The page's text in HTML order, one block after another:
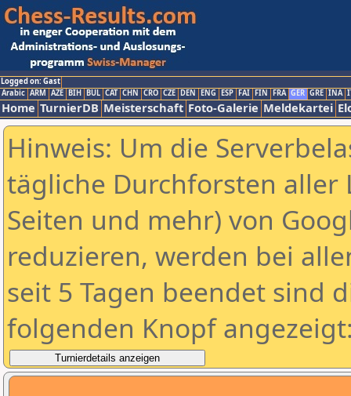
Logged on: Gast
Arabic ARM AZE BIH BUL CAT CHN CRO CZE DEN ENG ESP FAI FIN FRA GER GRE INA
Home TurnierDB Meisterschaft Foto-Galerie Meldekartei
Hinweis: Um die
tägliche Durchforsten aller
Seiten und mehr) von
reduzieren, werden bei
seit 5 Tagen beendet sind
folgenden Knopf